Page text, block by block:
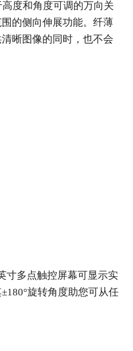
度和角度可调的万向关
的侧向伸展功能。纤薄
晰图像的同时，也不会
寸多点触控屏幕可显示实
旋转角度助您可从任